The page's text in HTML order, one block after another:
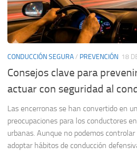
CONDUCCIÓN SEGURA/ PREVENCIÓN 18
Consejos clave para
actuar con seguridad al
Las encerronas se han convertido en
preocupaciones para los conductores
urbanas. Aunque no podemos
adoptar hábitos de conducción